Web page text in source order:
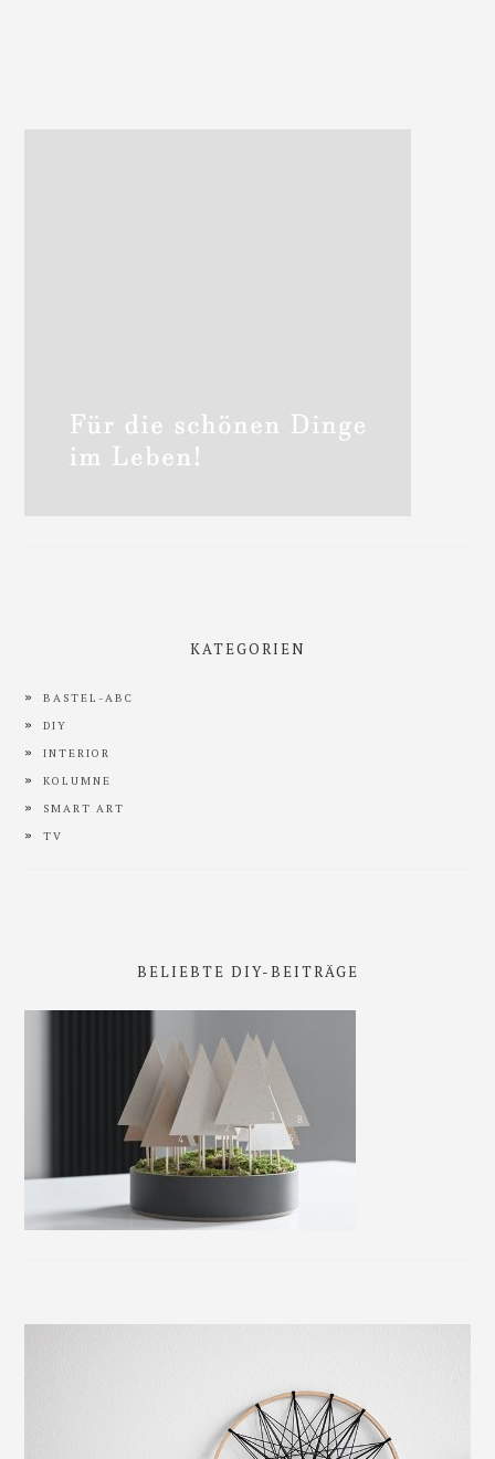
KATEGORIEN
BASTEL-ABC
DIY
INTERIOR
KOLUMNE
SMART ART
TV
BELIEBTE DIY-BEITRÄGE